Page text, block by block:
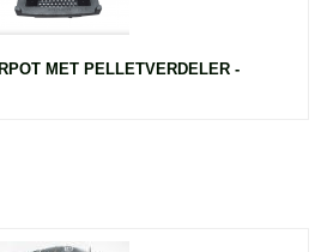
MET PELLETVERDELER -